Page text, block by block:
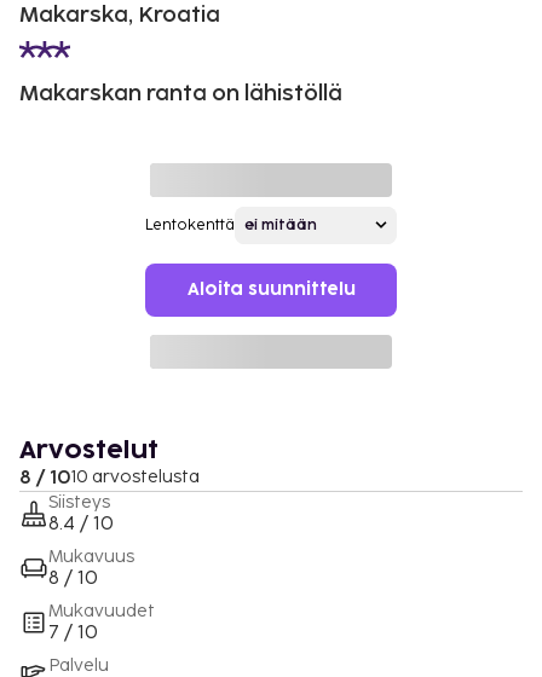
Makarska, Kroatia
Makarskan ranta on lähistöllä
Lentokenttä
Aloita suunnittelu
Arvostelut
8 / 1010 arvostelusta
Siisteys
8.4 / 10
Mukavuus
8 / 10
Mukavuudet
7 / 10
Palvelu